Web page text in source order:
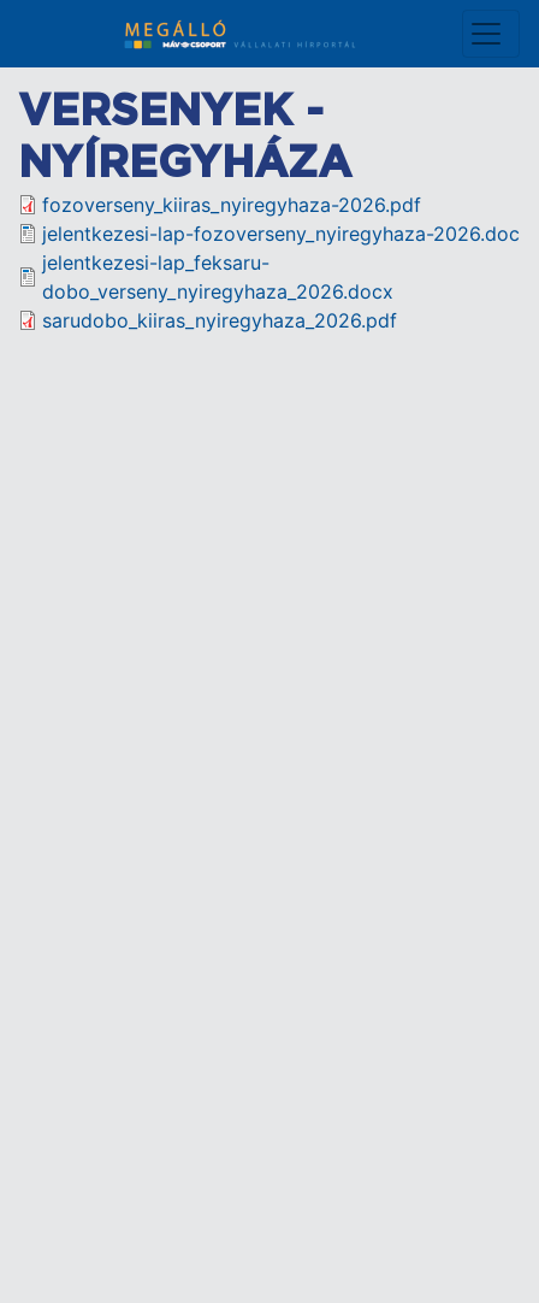
tartalomra
VERSENYEK -
NYÍREGYHÁZA
Document
fozoverseny_kiiras_nyiregyhaza-2026.pdf
Document
jelentkezesi-lap-fozoverseny_nyiregyhaza-2026.doc
Document
jelentkezesi-lap_feksaru-
dobo_verseny_nyiregyhaza_2026.docx
Document
sarudobo_kiiras_nyiregyhaza_2026.pdf